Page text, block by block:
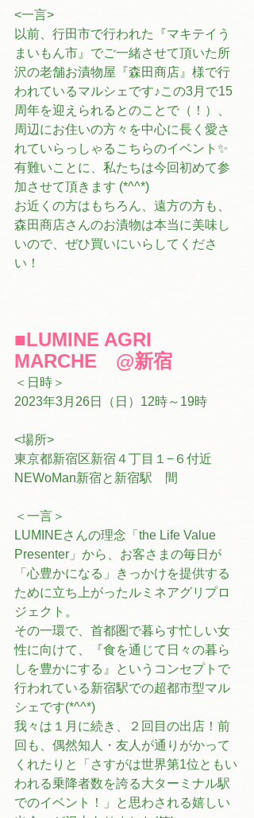
<一言>
以前、行田市で行われた『マキテイう
まいもん市』でご一緒させて頂いた所
沢の老舗お漬物屋『森田商店』様で行
われているマルシェです♪この3月で15
周年を迎えられるとのことで（！）、
周辺にお住いの方々を中心に長く愛さ
れていらっしゃるこちらのイベント✨
有難いことに、私たちは今回初めて参
加させて頂きます (*^^*)
お近くの方はもちろん、遠方の方も、
森田商店さんのお漬物は本当に美味し
いので、ぜひ買いにいらしてくださ
い！
■LUMINE AGRI
MARCHE　@新宿
＜日時＞
2023年3月26日（日）12時～19時
<場所>
東京都新宿区新宿４丁目１−６付近
NEWoMan新宿と新宿駅　間
＜一言＞
LUMINEさんの理念「the Life Value
Presenter」から、お客さまの毎日が
「心豊かになる」きっかけを提供する
ために立ち上がったルミネアグリプロ
ジェクト。
その一環で、首都圏で暮らす忙しい女
性に向けて、『食を通じて日々の暮ら
しを豊かにする』というコンセプトで
行われている新宿駅での超都市型マル
シェです(*^^*)
我々は１月に続き、２回目の出店！前
回も、偶然知人・友人が通りがかって
くれたりと「さすがは世界第1位ともい
われる乗降者数を誇る大ターミナル駅
でのイベント！」と思わされる嬉しい